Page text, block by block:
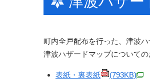
町内全戸配布を行った、津波
津波ハザードマップについての
表紙・裏表紙
(793KB)